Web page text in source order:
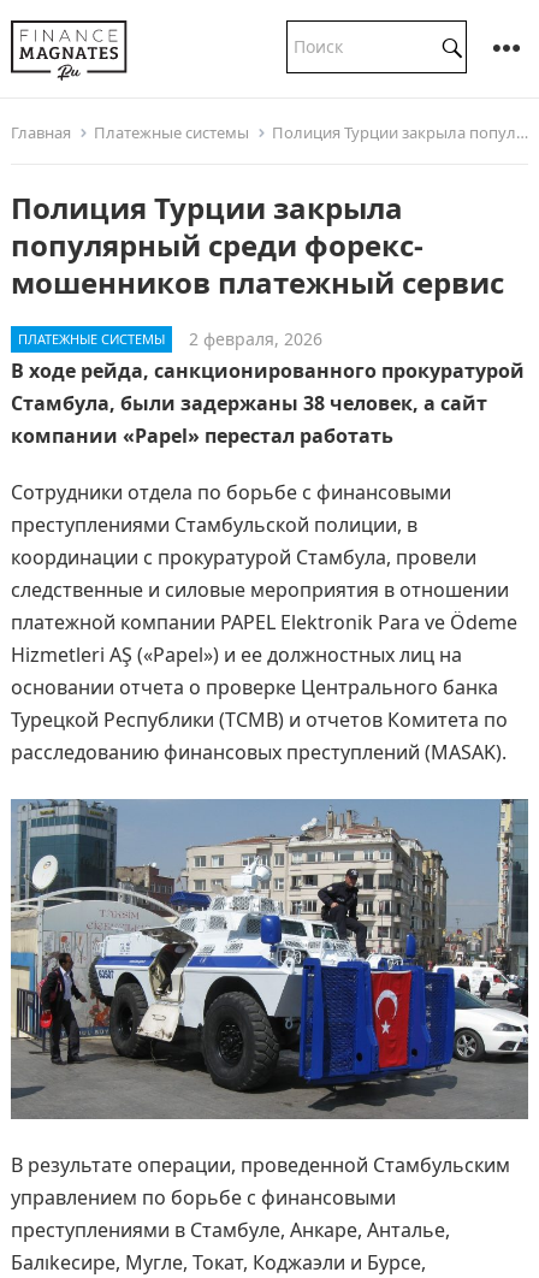
Главная Платежные системы Полиция Турции закрыла популярный среди форекс-мошенников платежный сервис
Полиция Турции закрыла
популярный среди форекс-
мошенников платежный сервис
ПЛАТЕЖНЫЕ СИСТЕМЫ 2 февраля, 2026
В ходе рейда, санкционированного прокуратурой
Стамбула, были задержаны 38 человек, а сайт
компании «Papel» перестал работать
Сотрудники отдела по борьбе с финансовыми
преступлениями Стамбульской полиции, в
координации с прокуратурой Стамбула, провели
следственные и силовые мероприятия в отношении
платежной компании PAPEL Elektronik Para ve Ödeme
Hizmetleri AŞ («Papel») и ее должностных лиц на
основании отчета о проверке Центрального банка
Турецкой Республики (TCMB) и отчетов Комитета по
расследованию финансовых преступлений (MASAK).
В результате операции, проведенной Стамбульским
управлением по борьбе с финансовыми
преступлениями в Стамбуле, Анкаре, Анталье,
Балıkесире, Мугле, Токат, Коджаэли и Бурсе,